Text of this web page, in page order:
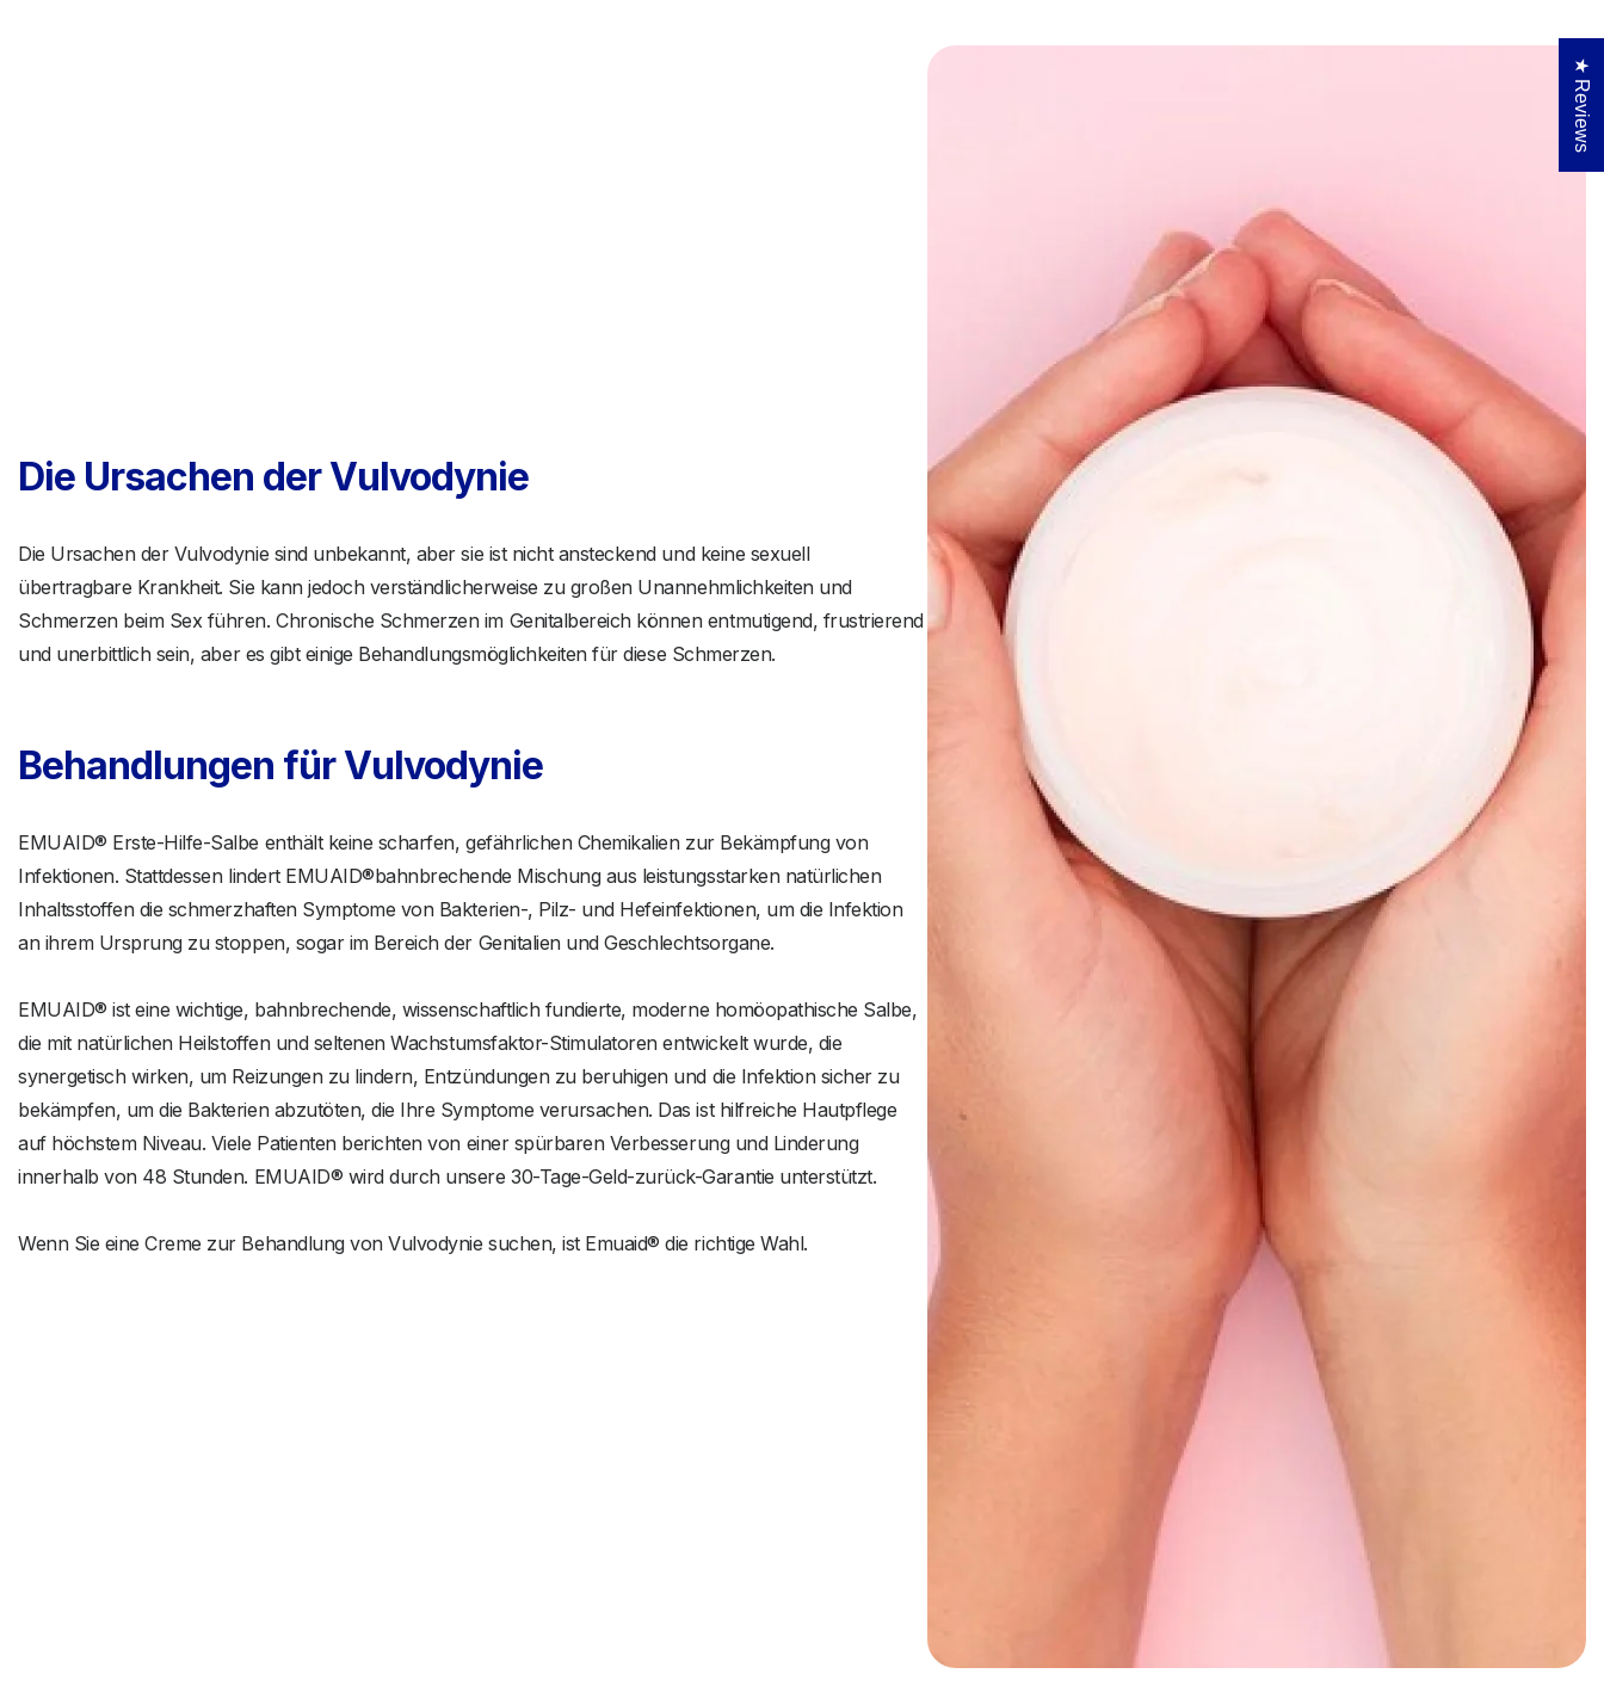
Die Ursachen der Vulvodynie
Die Ursachen der Vulvodynie sind unbekannt, aber sie ist nicht ansteckend und keine sexuell
übertragbare Krankheit. Sie kann jedoch verständlicherweise zu großen Unannehmlichkeiten und
Schmerzen beim Sex führen. Chronische Schmerzen im Genitalbereich können entmutigend, frustrierend
und unerbittlich sein, aber es gibt einige Behandlungsmöglichkeiten für diese Schmerzen.
Behandlungen für Vulvodynie
EMUAID® Erste-Hilfe-Salbe enthält keine scharfen, gefährlichen Chemikalien zur Bekämpfung von
Infektionen. Stattdessen lindert EMUAID®bahnbrechende Mischung aus leistungsstarken natürlichen
Inhaltsstoffen die schmerzhaften Symptome von Bakterien-, Pilz- und Hefeinfektionen, um die Infektion
an ihrem Ursprung zu stoppen, sogar im Bereich der Genitalien und Geschlechtsorgane.
EMUAID® ist eine wichtige, bahnbrechende, wissenschaftlich fundierte, moderne homöopathische Salbe,
die mit natürlichen Heilstoffen und seltenen Wachstumsfaktor-Stimulatoren entwickelt wurde, die
synergetisch wirken, um Reizungen zu lindern, Entzündungen zu beruhigen und die Infektion sicher zu
bekämpfen, um die Bakterien abzutöten, die Ihre Symptome verursachen. Das ist hilfreiche Hautpflege
auf höchstem Niveau. Viele Patienten berichten von einer spürbaren Verbesserung und Linderung
innerhalb von 48 Stunden. EMUAID® wird durch unsere 30-Tage-Geld-zurück-Garantie unterstützt.
Wenn Sie eine Creme zur Behandlung von Vulvodynie suchen, ist Emuaid® die richtige Wahl.
★ Reviews